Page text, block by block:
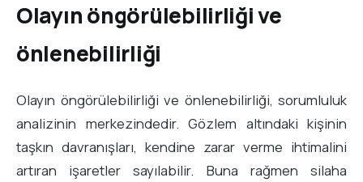
Olayın öngörülebilirliği ve
önlenebilirliği
Olayın öngörülebilirliği ve önlenebilirliği, sorumluluk
analizinin merkezindedir. Gözlem altındaki kişinin
taşkın davranışları, kendine zarar verme ihtimalini
artıran işaretler sayılabilir. Buna rağmen silaha